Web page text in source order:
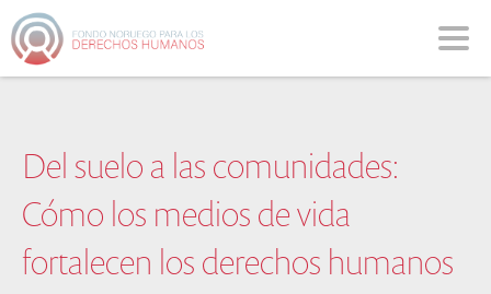
Nota:
este
sitio
sistema
accesibilidad.
Del suelo a las comunidades:
Cómo los medios de vida
fortalecen los derechos humanos